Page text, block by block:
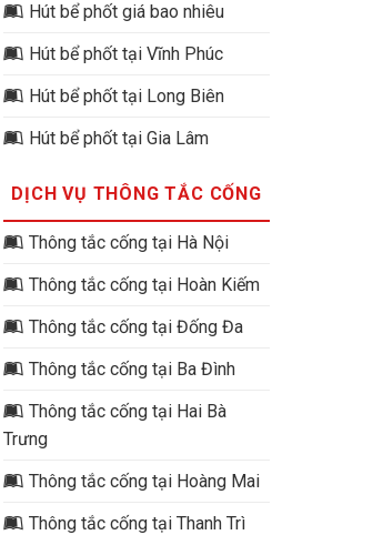
Hút bể phốt giá bao nhiêu
Hút bể phốt tại Vĩnh Phúc
Hút bể phốt tại Long Biên
Hút bể phốt tại Gia Lâm
DỊCH VỤ THÔNG TẮC CỐNG
Thông tắc cống tại Hà Nội
Thông tắc cống tại Hoàn Kiếm
Thông tắc cống tại Đống Đa
Thông tắc cống tại Ba Đình
Thông tắc cống tại Hai Bà
Trưng
Thông tắc cống tại Hoàng Mai
Thông tắc cống tại Thanh Trì